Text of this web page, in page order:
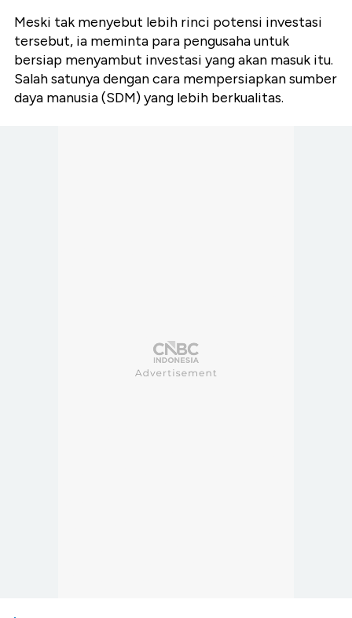
Meski tak menyebut lebih rinci potensi investasi
tersebut, ia meminta para pengusaha untuk
bersiap menyambut investasi yang akan masuk itu.
Salah satunya dengan cara mempersiapkan sumber
daya manusia (SDM) yang lebih berkualitas.